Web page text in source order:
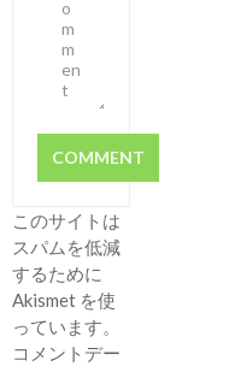
このサイトは
スパムを低減
するために
Akismet を使
っています。
コメントデー